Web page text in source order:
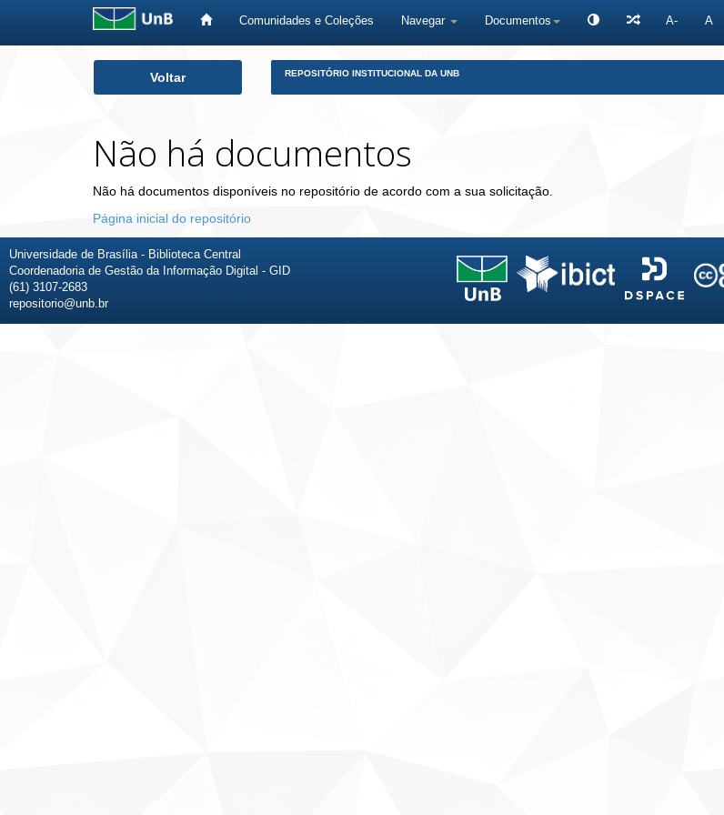
Comunidades e Coleções Navegar Documentos A- A
Voltar REPOSITÓRIO INSTITUCIONAL DA UNB
Não há documentos
Não há documentos disponíveis no repositório de acordo com a sua solicitação.
Página inicial do repositório
Universidade de Brasília - Biblioteca Central
Coordenadoria de Gestão da Informação Digital - GID
(61) 3107-2683
repositorio@unb.br